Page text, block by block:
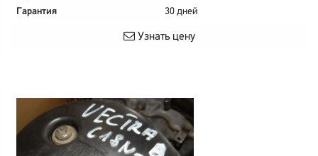
Гарантия
30 дней
Узнать цену